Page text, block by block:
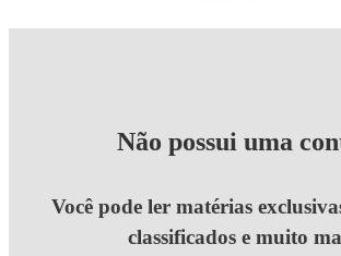
Não possui uma
Você pode ler matérias
classificados e muito